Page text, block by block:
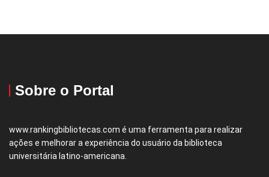
Sobre o Portal
www.rankingbibliotecas.com é uma ferramenta para realizar
ações e melhorar a experiência do usuário da biblioteca
universitária latino-americana.